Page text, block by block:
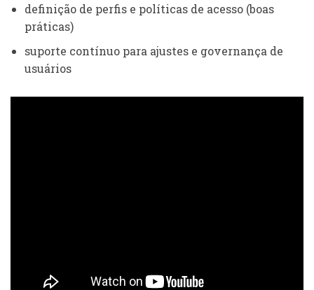
definição de perfis e políticas de acesso (boas
práticas)
suporte contínuo para ajustes e governança de
usuários